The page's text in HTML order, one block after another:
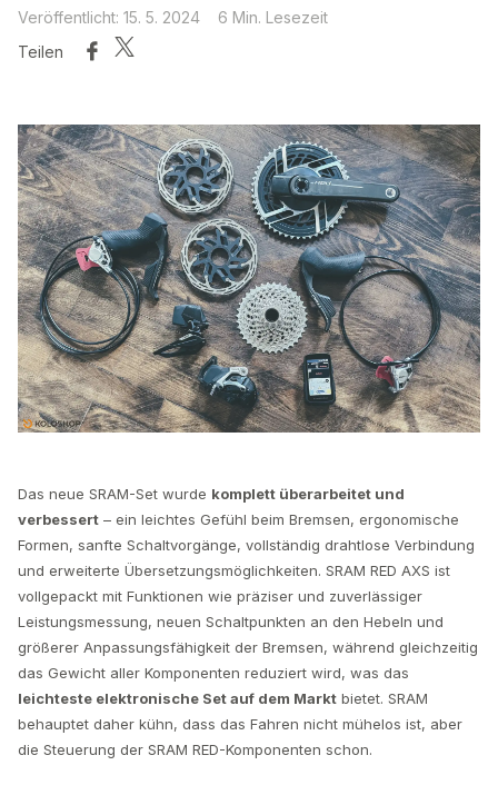
Veröffentlicht: 15. 5. 2024
6 Min. Lesezeit
Teilen
Das neue SRAM-Set wurde komplett überarbeitet und
verbessert – ein leichtes Gefühl beim Bremsen, ergonomische
Formen, sanfte Schaltvorgänge, vollständig drahtlose Verbindung
und erweiterte Übersetzungsmöglichkeiten. SRAM RED AXS ist
vollgepackt mit Funktionen wie präziser und zuverlässiger
Leistungsmessung, neuen Schaltpunkten an den Hebeln und
größerer Anpassungsfähigkeit der Bremsen, während gleichzeitig
das Gewicht aller Komponenten reduziert wird, was das
leichteste elektronische Set auf dem Markt bietet. SRAM
behauptet daher kühn, dass das Fahren nicht mühelos ist, aber
die Steuerung der SRAM RED-Komponenten schon.